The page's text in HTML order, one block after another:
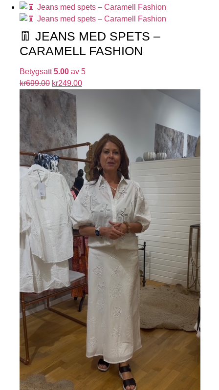
👖 JEANS MED SPETS –
CARAMELL FASHION
Betygsatt5.00 av 5
kr699.00 kr249.00